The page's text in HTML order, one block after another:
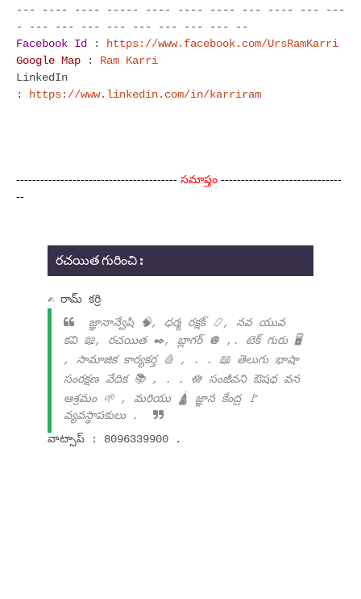
--- ---- ---- ----- ---- ---- ---- --- ---- --- ---
- --- --- --- --- --- --- --- --- --
Facebook Id
:
https://www.facebook.com/UrsRamKarri
Google Map : Ram Karri
LinkedIn
:
https://www.linkedin.com/in/karriram
---------------------------------------- సమాప్తం ------------------------------
--
రచయిత గురించి :
✍ రామ్ కర్రి
జ్ఞానాన్వేషి 🧠, ధర్మ రక్షక్ 📿, నవ యువ
కవి 📖, రచయిత ✒️, బ్లాగర్ 🪩 ,. టెక్ గురు 🖥️
, సామాజిక కార్యకర్త 🩸 , . . 📖 తెలుగు భాషా
సంరక్షణ వేదిక 📚 , . . 🪷 సంజీవని ఔషధ వన
ఆశ్రమం 🌱 , మరియు 🛕 జ్ఞాన కేంద్ర 🚩
వ్యవస్థాపకులు .
వాట్సాప్ : 8096339900 .